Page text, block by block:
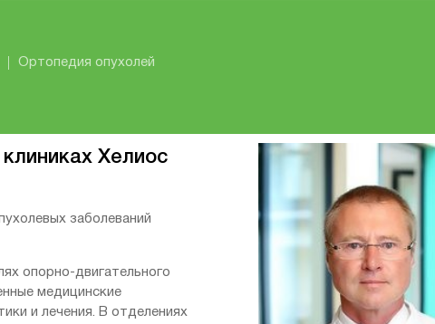
Ортопедия опухолей
Хелиос
заболеваний
опорно-двигательного
медицинские
и лечения. В отделениях